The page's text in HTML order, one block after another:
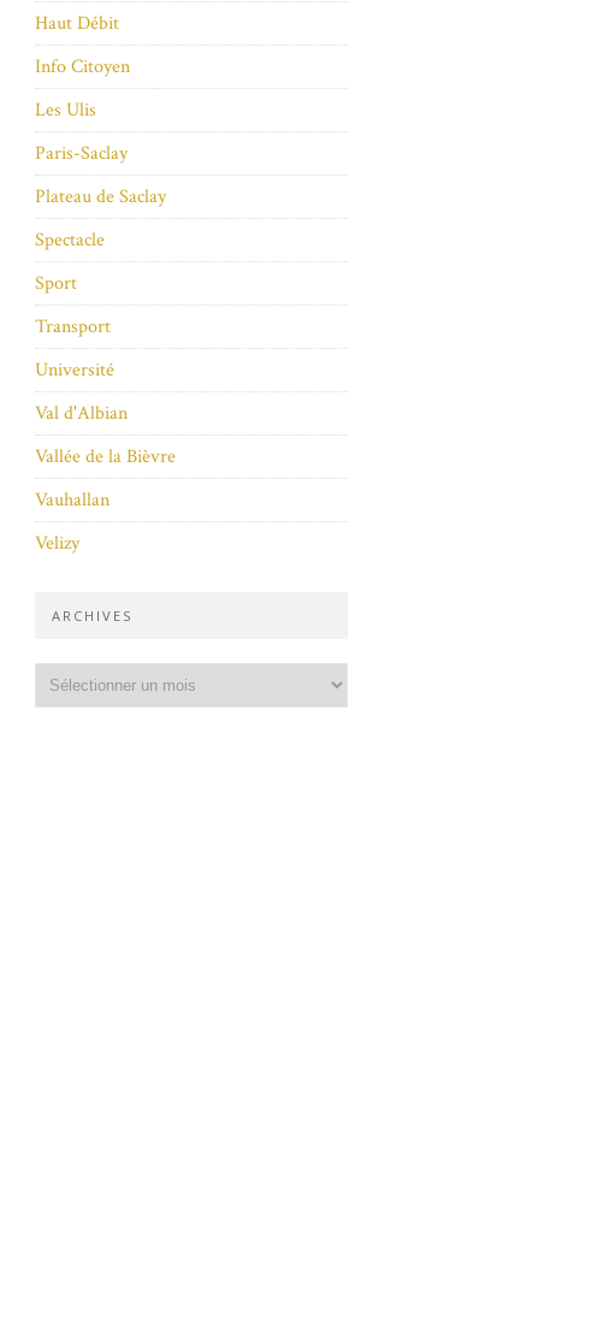
Haut Débit
Info Citoyen
Les Ulis
Paris-Saclay
Plateau de Saclay
Spectacle
Sport
Transport
Université
Val d'Albian
Vallée de la Bièvre
Vauhallan
Velizy
ARCHIVES